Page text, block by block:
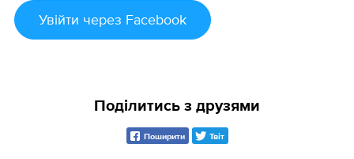
Увійти через Facebook
Поділитись з друзями
Поширити Твіт